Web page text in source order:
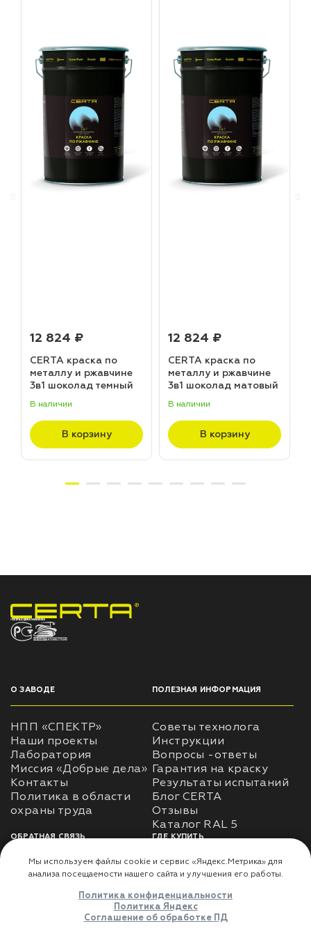
12 824 ₽
CERTA краска по
металлу и ржавчине
3в1 шоколад темный
(20,0кг)
В наличии
В корзину
12 824 ₽
CERTA краска по
металлу и ржавчине
3в1 шоколад матовый
В наличии
В корзину
НПП «СПЕКТР» ЗАВОД ЛАКОКРАСОЧНЫХ МАТЕРИАЛОВ
О ЗАВОДЕ
НПП «СПЕКТР»
Наши проекты
Лаборатория
Миссия «Добрые дела»
Контакты
Политика в области
ПОЛЕЗНАЯ ИНФОРМАЦИЯ
Советы технолога
Инструкции
Вопросы -ответы
Гарантия на краску
Результаты испытаний
Блог CERTA
Отзывы
Каталог RAL 5
ОБРАТНАЯ СВЯЗЬ
Использование
использования личных
ГДЕ КУПИТЬ
Доставка
Где купить